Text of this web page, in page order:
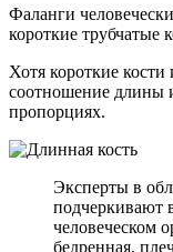
Фаланги
короткие трубчатые
Хотя короткие
соотношение длины
пропорциях.
Эксперты в
подчеркивают
человеческом
бедренная,